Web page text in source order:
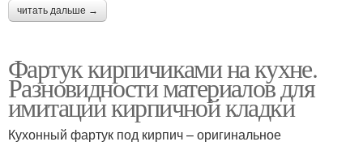
читать дальше →
Фартук кирпичиками на кухне.
Разновидности материалов для
имитации кирпичной кладки
Кухонный фартук под кирпич – оригинальное